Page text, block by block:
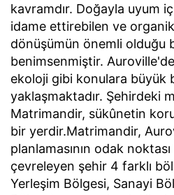
kavramdır. Doğayla uyum
idame ettirebilen ve organik
dönüşümün önemli olduğu
benimsenmiştir.
ekoloji gibi konulara büyük
yaklaşmaktadır. Şehirdeki
Matrimandir, sükûnetin
bir yerdir.Matrimandir,
planlamasının odak
çevreleyen şehir 4 farklı
Yerleşim Bölgesi, Sanayi